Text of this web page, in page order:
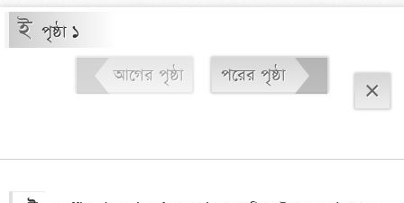
ই পৃষ্ঠা ১
আগের পৃষ্ঠা
পরের পৃষ্ঠা
×